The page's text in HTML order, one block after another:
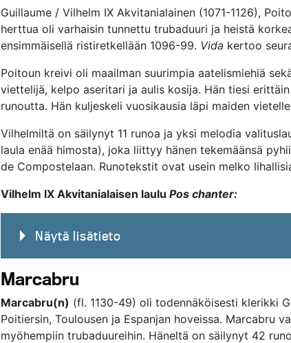
Guillaume / Vilhelm IX Akvitanialainen (1071-1126),
herttua oli varhaisin tunnettu trubaduuri ja heistä
ensimmäisellä ristiretkellään 1096-99. Vida kertoo
Poitoun kreivi oli maailman suurimpia aatelismiehiä
viettelijä, kelpo aseritari ja aulis kosija. Hän tiesi
runoutta. Hän kuljeskeli vuosikausia läpi maiden
Vilhelmiltä on säilynyt 11 runoa ja yksi melodia
laula enää himosta), joka liittyy hänen tekemäänsä
de Compostelaan. Runotekstit ovat usein melko
Vilhelm IX Akvitanialaisen laulu Pos chanter:
Näytä lisätieto
Marcabru
Marcabru(n) (fl. 1130-49) oli todennäköisesti klerikki
Poitiersin, Toulousen ja Espanjan hoveissa. Marcabru
myöhempiin trubaduureihin. Häneltä on säilynyt 42